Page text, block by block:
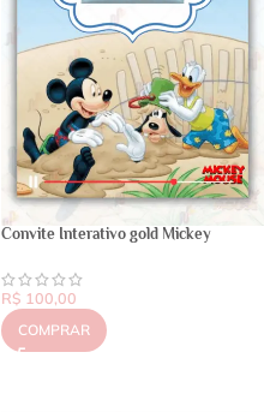
Convite Interativo gold Mickey
R$ 100,00
COMPRAR